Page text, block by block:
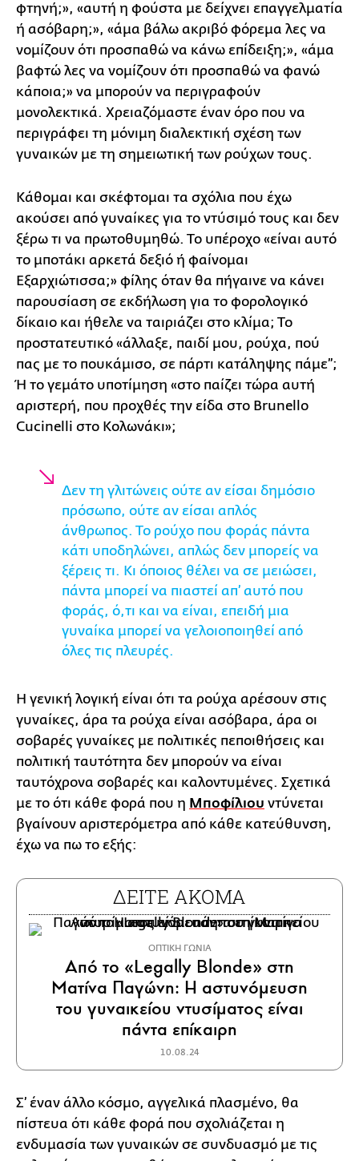
φτηνή;», «αυτή η φούστα με δείχνει επαγγελματία
ή ασόβαρη;», «άμα βάλω ακριβό φόρεμα λες να
νομίζουν ότι προσπαθώ να κάνω επίδειξη;», «άμα
βαφτώ λες να νομίζουν ότι προσπαθώ να φανώ
κάποια;» να μπορούν να περιγραφούν
μονολεκτικά. Χρειαζόμαστε έναν όρο που να
περιγράφει τη μόνιμη διαλεκτική σχέση των
γυναικών με τη σημειωτική των ρούχων τους.
Κάθομαι και σκέφτομαι τα σχόλια που έχω
ακούσει από γυναίκες για το ντύσιμό τους και δεν
ξέρω τι να πρωτοθυμηθώ. Το υπέροχο «είναι αυτό
το μποτάκι αρκετά δεξιό ή φαίνομαι
Εξαρχιώτισσα;» φίλης όταν θα πήγαινε να κάνει
παρουσίαση σε εκδήλωση για το φορολογικό
δίκαιο και ήθελε να ταιριάζει στο κλίμα; Το
προστατευτικό «άλλαξε, παιδί μου, ρούχα, πού
πας με το πουκάμισο, σε πάρτι κατάληψης πάμε”;
Ή το γεμάτο υποτίμηση «στο παίζει τώρα αυτή
αριστερή, που προχθές την είδα στο Brunello
Cucinelli στο Κολωνάκι»;
Δεν τη γλιτώνεις ούτε αν είσαι δημόσιο
πρόσωπο, ούτε αν είσαι απλός
άνθρωπος. Το ρούχο που φοράς πάντα
κάτι υποδηλώνει, απλώς δεν μπορείς να
ξέρεις τι. Κι όποιος θέλει να σε μειώσει,
πάντα μπορεί να πιαστεί απ’ αυτό που
φοράς, ό,τι και να είναι, επειδή μια
γυναίκα μπορεί να γελοιοποιηθεί από
όλες τις πλευρές.
Η γενική λογική είναι ότι τα ρούχα αρέσουν στις
γυναίκες, άρα τα ρούχα είναι ασόβαρα, άρα οι
σοβαρές γυναίκες με πολιτικές πεποιθήσεις και
πολιτική ταυτότητα δεν μπορούν να είναι
ταυτόχρονα σοβαρές και καλοντυμένες. Σχετικά
με το ότι κάθε φορά που η Μποφίλιου ντύνεται
βγαίνουν αριστερόμετρα από κάθε κατεύθυνση,
έχω να πω το εξής:
ΔΕΙΤΕ ΑΚΟΜΑ
ΟΠΤΙΚΗ ΓΩΝΙΑ
Από το «Legally Blonde» στη
Ματίνα Παγώνη: Η αστυνόμευση
του γυναικείου ντυσίματος είναι
πάντα επίκαιρη
10.08.24
Σ’ έναν άλλο κόσμο, αγγελικά πλασμένο, θα
πίστευα ότι κάθε φορά που σχολιάζεται η
ενδυμασία των γυναικών σε συνδυασμό με τις